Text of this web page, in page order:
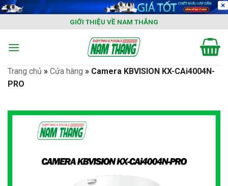
Skip
content
GIỚI THIỆU VỀ NAM THẮNG
Trang chủ » Cửa hàng » Camera KBVISION KX-CAi4004N-
PRO